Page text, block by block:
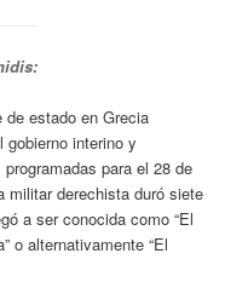
de estado en Grecia
gobierno interino y
para el 28 de
militar derechista duró siete
a ser conocida como “El
o alternativamente “El